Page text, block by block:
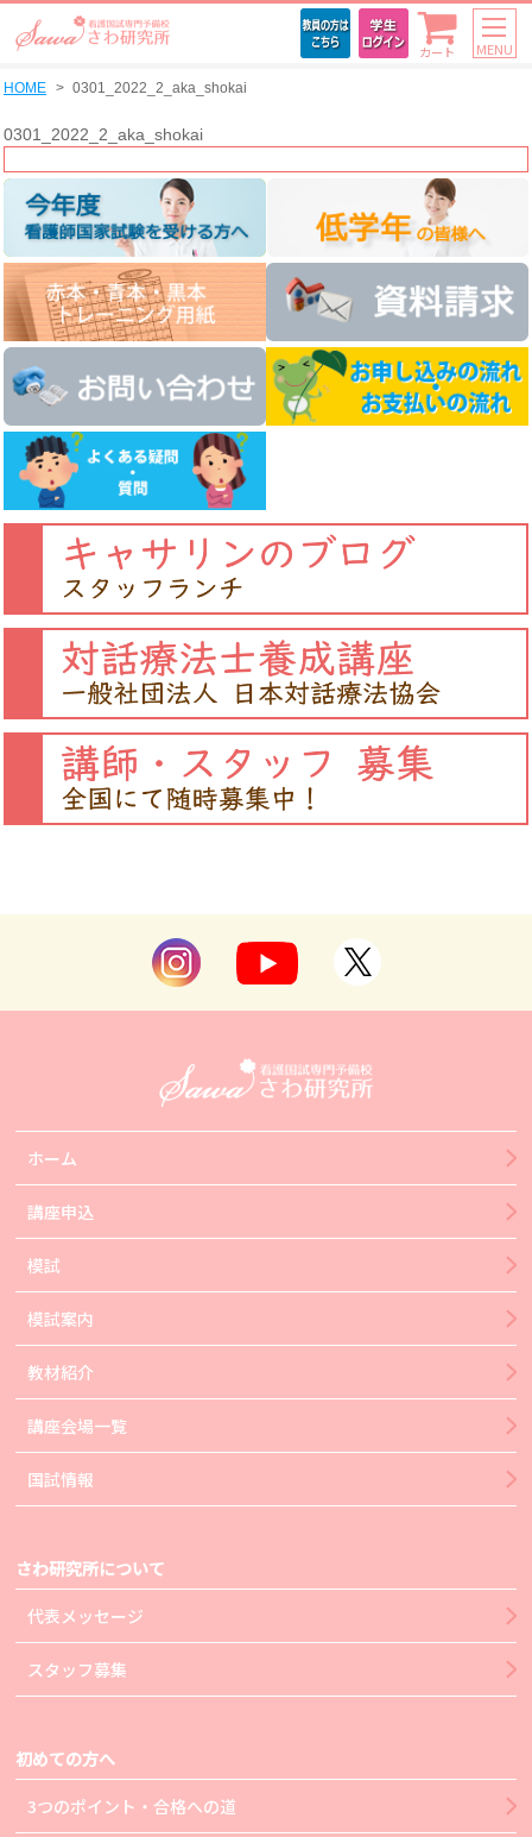
カート MENU
HOME 0301_2022_2_aka_shokai
0301_2022_2_aka_shokai
ホーム
講座申込
模試
模試案内
教材紹介
講座会場一覧
国試情報
さわ研究所について
代表メッセージ
スタッフ募集
初めての方へ
3つのポイント・合格への道